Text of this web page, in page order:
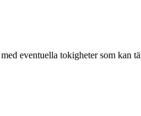
eventuella tokigheter som kan